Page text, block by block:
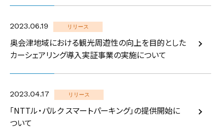
2023.06.19 リリース
奥会津地域における観光周遊性の向上を目的とした
カーシェアリング導入実証事業の実施について
2023.04.17 リリース
「NTTル・パルク スマートパーキング」の提供開始に
ついて